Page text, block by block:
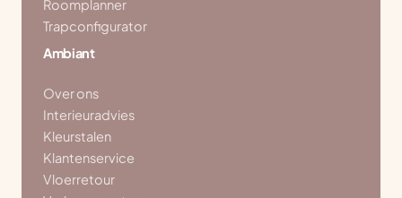
Roomplanner
Trapconfigurator
Ambiant
Over ons
Interieuradvies
Kleurstalen
Klantenservice
Vloerretour